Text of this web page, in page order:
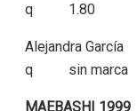
q 1.80
Alejandra
q sin marca
MAEBASHI 1999